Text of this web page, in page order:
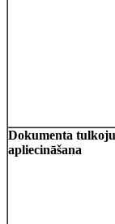
Dokumenta
apliecināšana